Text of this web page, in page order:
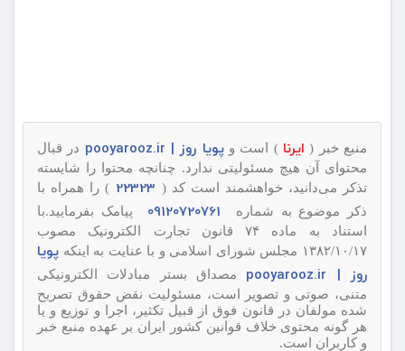
منبع خبر ( ایرنا ) است وپویا روز | pooyarooz.ir
در قبال
محتوای آن هیچ مسئولیتی ندارد. چنانچه محتوا را شایسته
تذکر می‌دانید، خواهشمند است کد (
) را همراه با
ذکر موضوع به شماره
پیامک بفرمایید.با
استناد به ماده ۷۴ قانون تجارت الکترونیک مصوب
۱۳۸۲/۱۰/۱۷ مجلس شورای اسلامی و با عنایت به اینکه
پویا
روز | pooyarooz.ir
مصداق بستر مبادلات الکترونیکی
متنی، صوتی و تصویر است، مسئولیت نقض حقوق تصریح
شده مولفان در قانون فوق از قبیل تکثیر، اجرا و توزیع و یا
هر گونه محتوی خلاف قوانین کشور ایران بر عهده منبع خبر
و کاربران است.